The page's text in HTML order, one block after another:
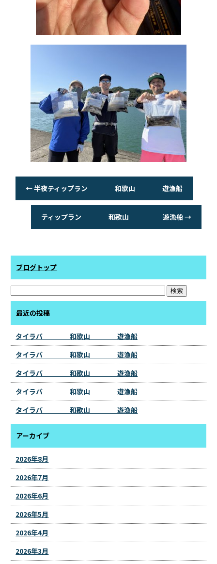
←半夜ティップラン 和歌山 遊漁船
ティップラン 和歌山 遊漁船→
ブログトップ
最近の投稿
タイラバ 和歌山 遊漁船
タイラバ 和歌山 遊漁船
タイラバ 和歌山 遊漁船
タイラバ 和歌山 遊漁船
タイラバ 和歌山 遊漁船
アーカイブ
2026年8月
2026年7月
2026年6月
2026年5月
2026年4月
2026年3月